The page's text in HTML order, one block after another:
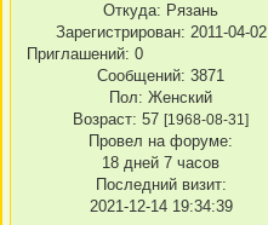
Откуда: Рязань
Зарегистрирован: 2011-04-02
Приглашений: 0
Сообщений: 3871
Пол: Женский
Возраст: 57 [1968-08-31]
Провел на форуме:
18 дней 7 часов
Последний визит:
2021-12-14 19:34:39